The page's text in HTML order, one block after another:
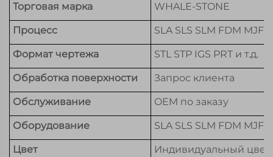
Торговая марка WHALE-STONE
Процесс SLA SLS SLM FDM MJF
Формат чертежа STL STP IGS PRT и т.д.
Обработка поверхности Запрос клиента
Обслуживание OEM по заказу
Оборудование SLA SLS SLM FDM MJF
Цвет Индивидуальный цвет